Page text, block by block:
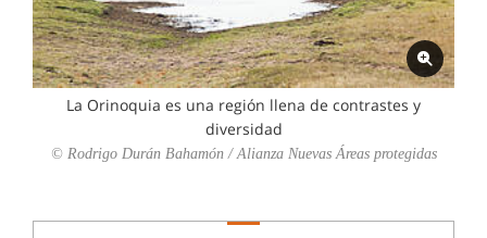
La Orinoquia es una región llena de contrastes y
diversidad
© Rodrigo Durán Bahamón / Alianza Nuevas Áreas protegidas